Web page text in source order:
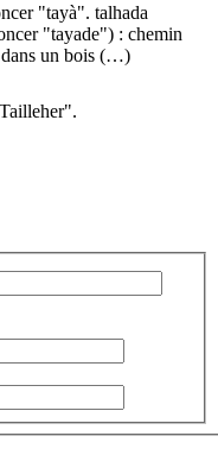
"tayà". talhada
"tayade") : chemin
dans un bois (…)